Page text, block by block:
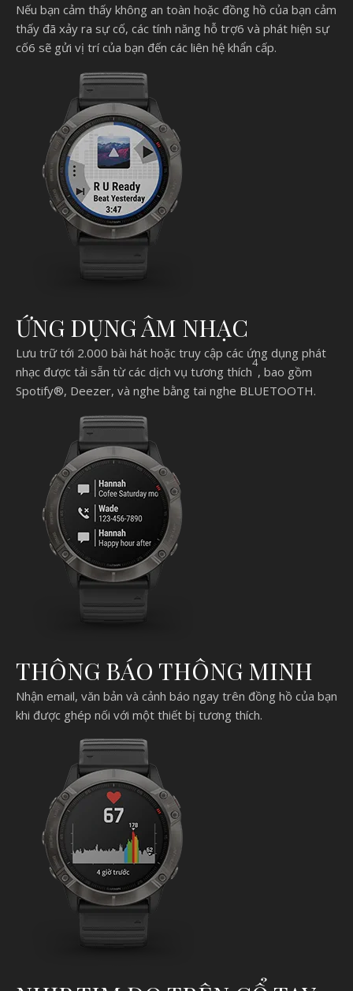
Nếu bạn cảm thấy không an toàn hoặc đồng hồ của bạn cảm
thấy đã xảy ra sự cố, các tính năng hỗ trợ6 và phát hiện sự
cố6 sẽ gửi vị trí của bạn đến các liên hệ khẩn cấp.
ỨNG DỤNG ÂM NHẠC
Lưu trữ tới 2.000 bài hát hoặc truy cập các ứng dụng phát
nhạc được tải sẵn từ các dịch vụ tương thích
4
, bao gồm
Spotify®, Deezer, và nghe bằng tai nghe BLUETOOTH.
THÔNG BÁO THÔNG MINH
Nhận email, văn bản và cảnh báo ngay trên đồng hồ của bạn
khi được ghép nối với một thiết bị tương thích.